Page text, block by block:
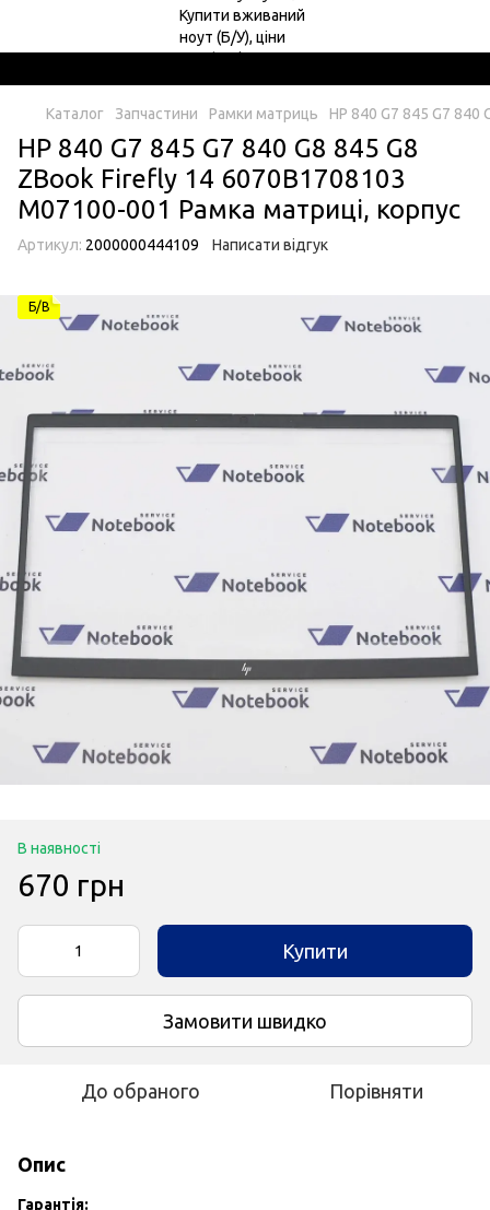
Каталог Запчастини Рамки матриць HP 840 G7 845 G7
HP 840 G7 845 G7 840 G8 845 G8
ZBook Firefly 14 6070B1708103
M07100-001 Рамка матриці, корпус
Артикул: 2000000444109 Написати відгук
Б/В
В наявності
670 грн
Купити
Замовити швидко
До обраного Порівняти
Опис
Гарантія: